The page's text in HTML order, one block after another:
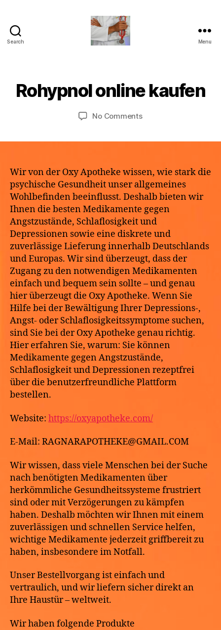
Search Menu
Categories
O
Z
E
D
Rohypnol online kaufen
t
y
2
2
2
No Commentson
Wir von der Oxy Apotheke wissen, wie stark die
psychische Gesundheit unser allgemeines
Wohlbefinden beeinflusst. Deshalb bieten wir
Ihnen die besten Medikamente gegen
Angstzustände, Schlaflosigkeit und
Depressionen sowie eine diskrete und
zuverlässige Lieferung innerhalb Deutschlands
und Europas. Wir sind überzeugt, dass der
Zugang zu den notwendigen Medikamenten
einfach und bequem sein sollte – und genau
hier überzeugt die Oxy Apotheke. Wenn Sie
Hilfe bei der Bewältigung Ihrer Depressions-,
Angst- oder Schlaflosigkeitssymptome suchen,
sind Sie bei der Oxy Apotheke genau richtig.
Hier erfahren Sie, warum: Sie können
Medikamente gegen Angstzustände,
Schlaflosigkeit und Depressionen rezeptfrei
über die benutzerfreundliche Plattform
bestellen.
Website: https://oxyapotheke.com/
E-Mail: RAGNARAPOTHEKE@GMAIL.COM
Wir wissen, dass viele Menschen bei der Suche
nach benötigten Medikamenten über
herkömmliche Gesundheitssysteme frustriert
sind oder mit Verzögerungen zu kämpfen
haben. Deshalb möchten wir Ihnen mit einem
zuverlässigen und schnellen Service helfen,
wichtige Medikamente jederzeit griffbereit zu
haben, insbesondere im Notfall.
Unser Bestellvorgang ist einfach und
vertraulich, und wir liefern sicher direkt an
Ihre Haustür – weltweit.
Wir haben folgende Produkte